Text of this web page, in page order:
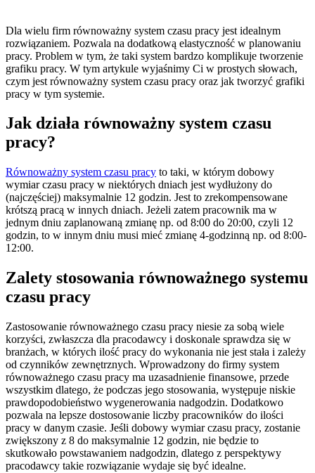
Dla wielu firm równoważny system czasu pracy jest idealnym
rozwiązaniem. Pozwala na dodatkową elastyczność w planowaniu
pracy. Problem w tym, że taki system bardzo komplikuje tworzenie
grafiku pracy. W tym artykule wyjaśnimy Ci w prostych słowach,
czym jest równoważny system czasu pracy oraz jak tworzyć grafiki
pracy w tym systemie.
Jak działa równoważny system czasu
pracy?
Równoważny system czasu pracy to taki, w którym dobowy
wymiar czasu pracy w niektórych dniach jest wydłużony do
(najczęściej) maksymalnie 12 godzin. Jest to zrekompensowane
krótszą pracą w innych dniach. Jeżeli zatem pracownik ma w
jednym dniu zaplanowaną zmianę np. od 8:00 do 20:00, czyli 12
godzin, to w innym dniu musi mieć zmianę 4-godzinną np. od 8:00-
12:00.
Zalety stosowania równoważnego systemu
czasu pracy
Zastosowanie równoważnego czasu pracy niesie za sobą wiele
korzyści, zwłaszcza dla pracodawcy i doskonale sprawdza się w
branżach, w których ilość pracy do wykonania nie jest stała i zależy
od czynników zewnętrznych. Wprowadzony do firmy system
równoważnego czasu pracy ma uzasadnienie finansowe, przede
wszystkim dlatego, że podczas jego stosowania, występuje niskie
prawdopodobieństwo wygenerowania nadgodzin. Dodatkowo
pozwala na lepsze dostosowanie liczby pracowników do ilości
pracy w danym czasie. Jeśli dobowy wymiar czasu pracy, zostanie
zwiększony z 8 do maksymalnie 12 godzin, nie będzie to
skutkowało powstawaniem nadgodzin, dlatego z perspektywy
pracodawcy takie rozwiązanie wydaje się być idealne.